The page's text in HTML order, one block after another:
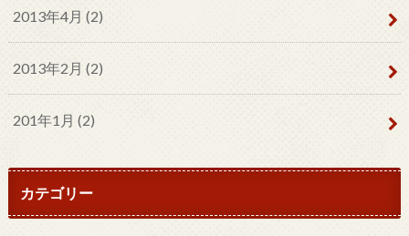
2013年4月 (2)
2013年2月 (2)
201年1月 (2)
カテゴリー